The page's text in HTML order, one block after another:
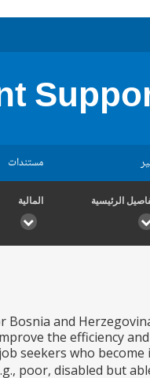
مستندات
الرئيسية المالية
Bosnia and
the efficiency
seekers who become
poor, disabled but